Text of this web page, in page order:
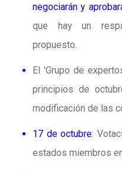
negociarán y
que hay un
propuesto.
El 'Grupo de
principios de
modificación de las
17 de octubre:
estados miembros